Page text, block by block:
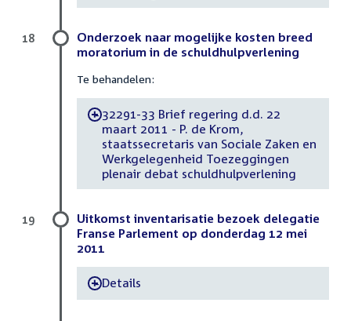
Onderzoek naar mogelijke kosten breed
moratorium in de schuldhulpverlening
Te behandelen:
-32291-33 Brief regering d.d. 22
maart 2011 - P. de Krom,
staatssecretaris van Sociale Zaken en
Werkgelegenheid Toezeggingen
plenair debat schuldhulpverlening
18
Uitkomst inventarisatie bezoek delegatie
Franse Parlement op donderdag 12 mei
2011
-Details
19